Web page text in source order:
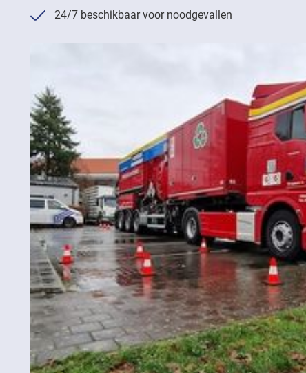
24/7 beschikbaar voor noodgevallen